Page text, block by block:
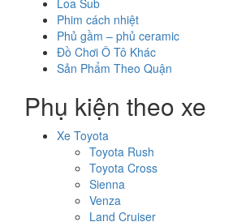
Loa Sub
Phim cách nhiệt
Phủ gầm – phủ ceramic
Đồ Chơi Ô Tô Khác
Sản Phẩm Theo Quận
Phụ kiện theo xe
Xe Toyota
Toyota Rush
Toyota Cross
Sienna
Venza
Land Cruiser